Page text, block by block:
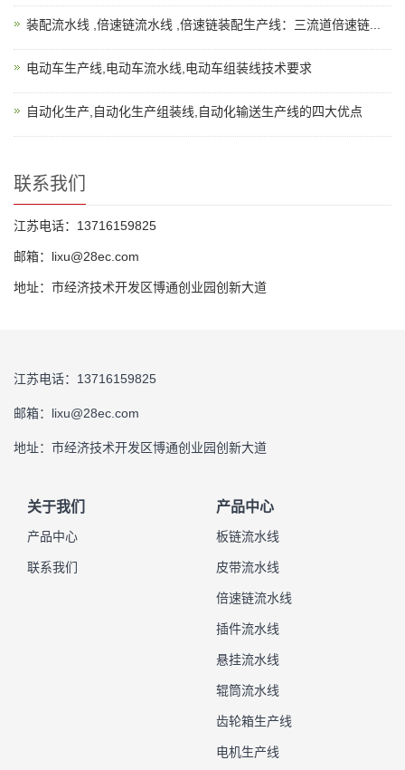
装配流水线 ,倍速链流水线 ,倍速链装配生产线：三流道倍速链...
电动车生产线,电动车流水线,电动车组装线技术要求
自动化生产,自动化生产组装线,自动化输送生产线的四大优点
联系我们
江苏电话：13716159825
邮箱：lixu@28ec.com
地址：市经济技术开发区博通创业园创新大道
江苏电话：13716159825
邮箱：lixu@28ec.com
地址：市经济技术开发区博通创业园创新大道
关于我们
产品中心
联系我们
产品中心
板链流水线
皮带流水线
倍速链流水线
插件流水线
悬挂流水线
辊筒流水线
齿轮箱生产线
电机生产线